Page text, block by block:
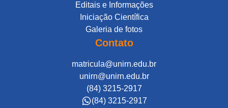
Editais e Informações
Iniciação Científica
Galeria de fotos
Contato
matricula@unirn.edu.br
unirn@unirn.edu.br
(84) 3215-2917
(84) 3215-2917